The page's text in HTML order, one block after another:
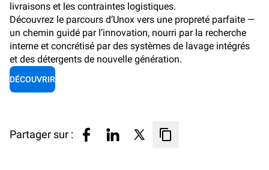
livraisons et les contraintes logistiques.
Découvrez le parcours d’Unox vers une propreté parfaite —
un chemin guidé par l’innovation, nourri par la recherche
interne et concrétisé par des systèmes de lavage intégrés
et des détergents de nouvelle génération.
DÉCOUVRIR
Partager sur :